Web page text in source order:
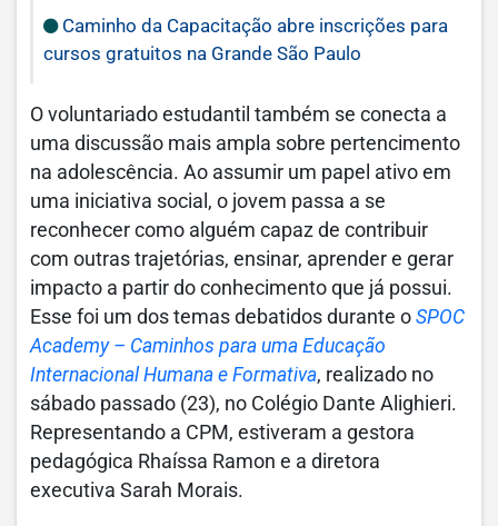
Caminho da Capacitação abre inscrições para
cursos gratuitos na Grande São Paulo
O voluntariado estudantil também se conecta a
uma discussão mais ampla sobre pertencimento
na adolescência. Ao assumir um papel ativo em
uma iniciativa social, o jovem passa a se
reconhecer como alguém capaz de contribuir
com outras trajetórias, ensinar, aprender e gerar
impacto a partir do conhecimento que já possui.
Esse foi um dos temas debatidos durante o SPOC
Academy – Caminhos para uma Educação
Internacional Humana e Formativa, realizado no
sábado passado (23), no Colégio Dante Alighieri.
Representando a CPM, estiveram a gestora
pedagógica Rhaíssa Ramon e a diretora
executiva Sarah Morais.